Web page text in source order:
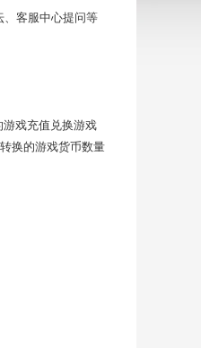
、客服中心提问等
戏充值兑换游戏
换的游戏货币数量